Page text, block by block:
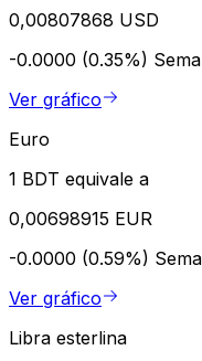
0,00807868 USD
-0.0000 (0.35%)
Ver gráfico
Euro
1 BDT equivale a
0,00698915 EUR
-0.0000 (0.59%)
Ver gráfico
Libra esterlina